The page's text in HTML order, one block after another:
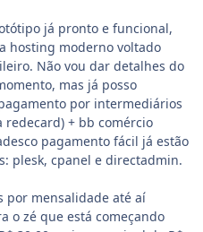
já pronto e funcional,
hosting moderno voltado
Não vou dar detalhes do
mas já posso
por intermediários
+ bb comércio
pagamento fácil já estão
plesk, cpanel e directadmin.
por mensalidade até aí
o zé que está começando